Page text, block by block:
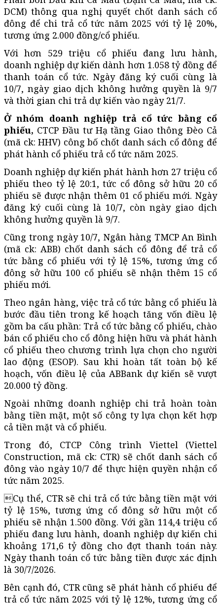
DCM) thông qua nghị quyết chốt danh sách cổ
đông để chi trả cổ tức năm 2025 với tỷ lệ 20%,
tương ứng 2.000 đồng/cổ phiếu.
Với hơn 529 triệu cổ phiếu đang lưu hành,
doanh nghiệp dự kiến dành hơn 1.058 tỷ đồng để
thanh toán cổ tức. Ngày đăng ký cuối cùng là
10/7, ngày giao dịch không hưởng quyền là 9/7
và thời gian chi trả dự kiến vào ngày 21/7.
Ở nhóm doanh nghiệp trả cổ tức bằng cổ
phiếu, CTCP Đầu tư Hạ tầng Giao thông Đèo Cả
(mã ck: HHV) công bố chốt danh sách cổ đông để
phát hành cổ phiếu trả cổ tức năm 2025.
Doanh nghiệp dự kiến phát hành hơn 27 triệu cổ
phiếu theo tỷ lệ 20:1, tức cổ đông sở hữu 20 cổ
phiếu sẽ được nhận thêm 01 cổ phiếu mới. Ngày
đăng ký cuối cùng là 10/7, còn ngày giao dịch
không hưởng quyền là 9/7.
Cũng trong ngày 10/7, Ngân hàng TMCP An Bình
(mã ck: ABB) chốt danh sách cổ đông để trả cổ
tức bằng cổ phiếu với tỷ lệ 15%, tương ứng cổ
đông sở hữu 100 cổ phiếu sẽ nhận thêm 15 cổ
phiếu mới.
Theo ngân hàng, việc trả cổ tức bằng cổ phiếu là
bước đầu tiên trong kế hoạch tăng vốn điều lệ
gồm ba cấu phần: Trả cổ tức bằng cổ phiếu, chào
bán cổ phiếu cho cổ đông hiện hữu và phát hành
cổ phiếu theo chương trình lựa chọn cho người
lao động (ESOP). Sau khi hoàn tất toàn bộ kế
hoạch, vốn điều lệ của ABBank dự kiến sẽ vượt
20.000 tỷ đồng.
Ngoài những doanh nghiệp chi trả hoàn toàn
bằng tiền mặt, một số công ty lựa chọn kết hợp
cả tiền mặt và cổ phiếu.
Trong đó, CTCP Công trình Viettel (Viettel
Construction, mã ck: CTR) sẽ chốt danh sách cổ
đông vào ngày 10/7 để thực hiện quyền nhận cổ
tức năm 2025.
Cụ thể, CTR sẽ chi trả cổ tức bằng tiền mặt với
tỷ lệ 15%, tương ứng cổ đông sở hữu một cổ
phiếu sẽ nhận 1.500 đồng. Với gần 114,4 triệu cổ
phiếu đang lưu hành, doanh nghiệp dự kiến chi
khoảng 171,6 tỷ đồng cho đợt thanh toán này.
Ngày thanh toán cổ tức bằng tiền được xác định
là 30/7/2026.
Bên cạnh đó, CTR cũng sẽ phát hành cổ phiếu để
trả cổ tức năm 2025 với tỷ lệ 12%, tương ứng cổ